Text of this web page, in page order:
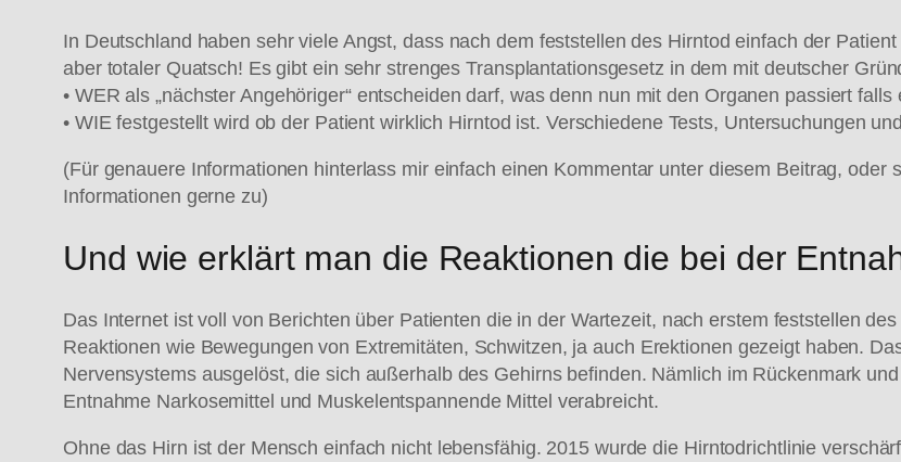
In Deutschland haben sehr viele Angst, dass nach dem feststellen des Hirntod einfach der
aber totaler Quatsch! Es gibt ein sehr strenges Transplantationsgesetz in dem mit deutscher
• WER als „nächster Angehöriger“ entscheiden darf, was denn nun mit den Organen passiert
• WIE festgestellt wird ob der Patient wirklich Hirntod ist. Verschiedene Tests, Untersuchungen
(Für genauere Informationen hinterlass mir einfach einen Kommentar unter diesem Beitrag, oder
Informationen gerne zu)
Und wie erklärt man die Reaktionen die bei der
Das Internet ist voll von Berichten über Patienten die in der Wartezeit, nach erstem feststellen
Reaktionen wie Bewegungen von Extremitäten, Schwitzen, ja auch Erektionen gezeigt haben.
Nervensystems ausgelöst, die sich außerhalb des Gehirns befinden. Nämlich im Rückenmark
Entnahme Narkosemittel und Muskelentspannende Mittel verabreicht.
Ohne das Hirn ist der Mensch einfach nicht lebensfähig. 2015 wurde die Hirntodrichtlinie